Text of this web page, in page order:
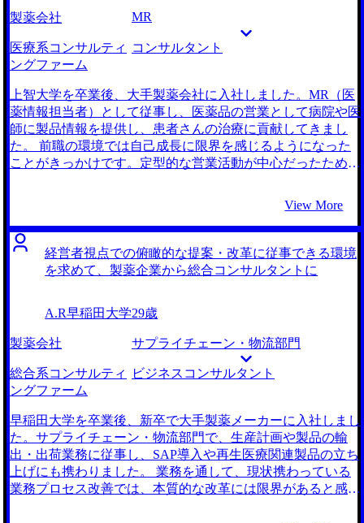
かし、実際に初回面談でお話しさせていただいた際、担当し
てくださった石崎さんの対応が非常に真摯であり、業界への
深い知見と私個人に向き合う姿勢に信頼を覚えました。この
方であれば安心してお任せできると直感し、他社と比較する
ことなくそのままサポートをお願いすることにいたしまし
た。 入念なケース面接対策をしてくださったことが印象的
でした。普通の面接対策にしても、マンツーマンで丁寧に、
私という人間の魅力を丁寧に引き出してくれるような、その
ような信頼と安心感がありました。そのおかげか、自分でも
う」と必要性を感じた瞬間に、迷わずすぐに動き出したこと
です。違和感を覚えながらも、変化を恐れてずるずると同じ
場所に留まり続けていては、間違いなく私も仕事における成
長意欲がなくなってしまっていたと思います。自分の直感を
信じて、早期に行動を起こしたことこそが、今回の転職活動
ています。 コンサルティングファームの業界構造を把握す
で把握してからミクロに絞っていくのが定石ですし、その方
が間違いが起きないと思います。自分は納得のいく企業に行
けたので結果的に良かったですが、実はこっちの方が良いフ
ァームだった！と後から知っては元も子もないですから。
転職前は年収700万円、転職後は年収750万円になりました。
り、医師に対して、患者様のためになると思っても、ガイド
ラインから少しでも外れた提案は一切できません。 「本当
に医療に貢献できているのか？」「自分はただの高級な御用
聞きではないか？」という無力感に襲われることが増え、自
なりました。 自身の能力が評価に直結し、大きな裁量をも
って社会貢献性の高い仕事に携わりたいという思いがありま
したので、最初はM&A仲介会社かコンサルティングファー
ムかのどちらかを考えていました。 しかし、私の強みであ
る医療知識を活かしつつ、「営業」としてモノを売るのでは
ィングファームへ行くことを決心しました。 大手エージェ
ントとMyVisionさんの2社に相談しました。 MyVisionさんを
選ばせていただいた最大の理由は、ケース面接対策の質が圧
倒的だったからです。 大手エージェントの方は「とにかく
数を受けましょう」というスタンスでしたが、MyVisionさん
していました。特に、経営陣に戦略コンサルティングファー
なケース対策は非常に役に立ったなと思います。 「フェル
ミ推定」や「ケース問題」に対するフィードバックの深さ
が、参考書レベルとは次元が異なり、ここでなら確実に内定
に近づけると感じました。 ケースを含めて、面接対策が本
当に手厚かったと記憶しています。 担当してくださった石
崎さんが私自身の価値観を言語化することをサポートしてく
ださるのはもとより、前職での経験がコンサルティングファ
ームにおいてどのように役に立つのかを高い解像度で落とし
込むのを支援してくださいました。そのおかげもあって、業
製薬会社 MR
医療系コンサルティ
ングファーム
コンサルタント
上智大学を卒業後、大手製薬会社に入社しました。MR（医
薬情報担当者）として従事し、医薬品の営業として病院や医
師に製品情報を提供し、患者さんの治療に貢献してきまし
た。 前職の環境では自己成長に限界を感じるようになった
ことがきっかけです。定型的な営業活動が中心だったため、
活かし、他業界にも貢献できるようなキャリアパスを歩みた
いと思い、転職を決めました。 コンサルティングファーム
を選んだ背景には、業界の多様な課題を解決することで、自
分のスキルと知識を広げることができると感じたことがあり
供だけでなく、医療業界そのものの変革に携われると考えま
した。 MyVisionさんだけです。 初回面談の際、石崎さんと
お話しして信頼できそうだと感じたからです。特に、コンサ
ルティングファームに対する深く幅広い知識と、私の希望に
沿った企業を的確に提案していただけた点が決め手でした。
っかりと深掘りしてどのファームのどの強みが私の希望にマ
ッチしているかをわかりやすく説明していただきました。
また、転職活動全体においても石崎さんの転職経験や面接対
策に関する実践的なアドバイスも非常に有益でした。 提示
してくださるコンサルティングファームの豊富さに本当に驚
View More
経営者視点での俯瞰的な提案・改革に従事できる環境
を求めて、製薬企業から総合コンサルタントに
A.R早稲田大学29歳
製薬会社 サプライチェーン・物流部門
総合系コンサルティ
ングファーム
ビジネスコンサルタント
早稲田大学を卒業後、新卒で大手製薬メーカーに入社しまし
た。サプライチェーン・物流部門で、生産計画や製品の輸
出・出荷業務に従事し、SAP導入や再生医療関連製品の立ち
上げにも携わりました。 業務を通して、現状携わっている
業務プロセス改善では、本質的な改革には限界があると感じ